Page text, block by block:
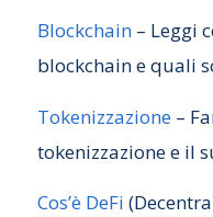
Blockchain– Leggi
blockchain e quali
Tokenizzazione–
tokenizzazione e il
Cos’è DeFi